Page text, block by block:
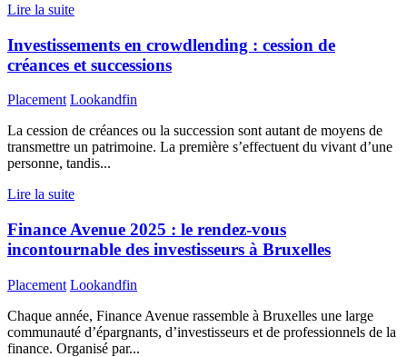
Lire la suite
Investissements en crowdlending : cession de
créances et successions
Placement Lookandfin
La cession de créances ou la succession sont autant de moyens de
transmettre un patrimoine. La première s’effectuent du vivant d’une
personne, tandis...
Lire la suite
Finance Avenue 2025 : le rendez-vous
incontournable des investisseurs à Bruxelles
Placement Lookandfin
Chaque année, Finance Avenue rassemble à Bruxelles une large
communauté d’épargnants, d’investisseurs et de professionnels de la
finance. Organisé par...